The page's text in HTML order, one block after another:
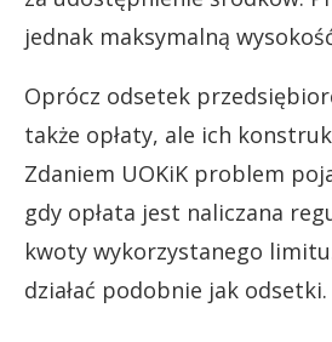
jednak maksymalną
Oprócz odsetek
także opłaty, ale ich
Zdaniem UOKiK problem
gdy opłata jest naliczana
kwoty wykorzystanego
działać podobnie jak odsetki.